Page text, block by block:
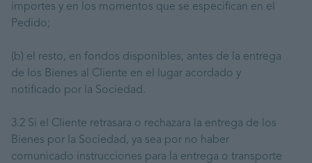
importes y en los momentos que se especifican en el
Pedido;
(b) el resto, en fondos disponibles, antes de la entrega
de los Bienes al Cliente en el lugar acordado y
notificado por la Sociedad.
3.2 Si el Cliente retrasara o rechazara la entrega de los
Bienes por la Sociedad, ya sea por no haber
comunicado instrucciones para la entrega o transporte